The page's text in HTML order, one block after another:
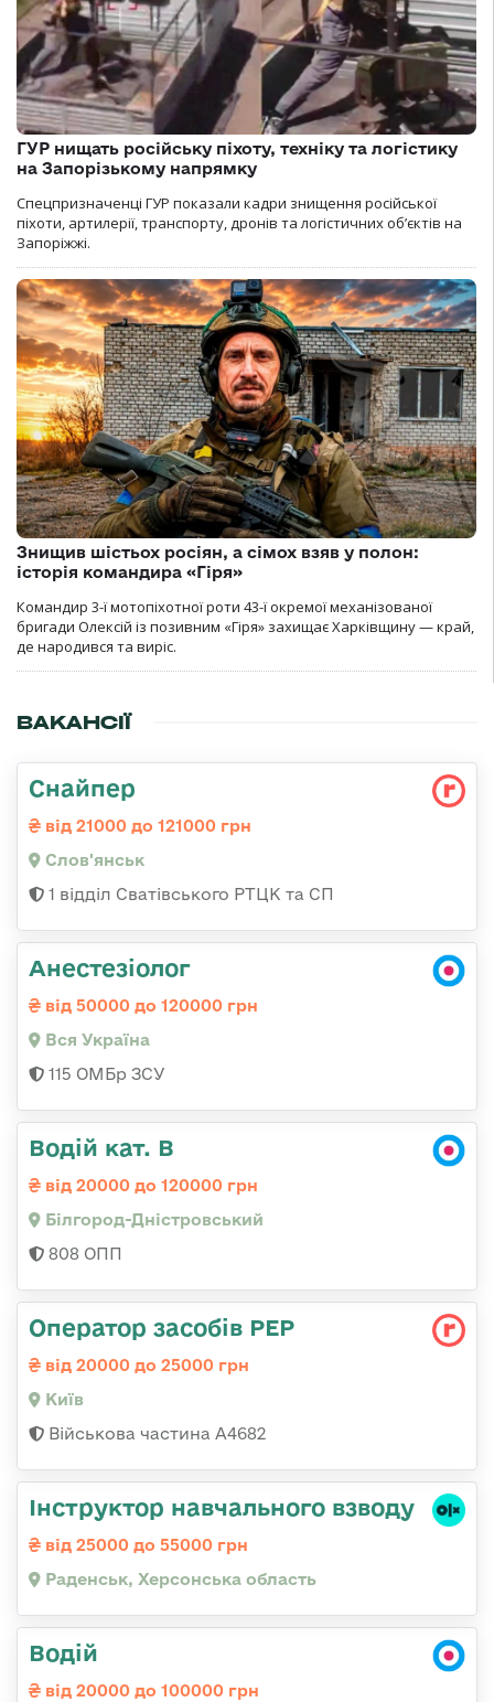
ГУР нищать російську піхоту, техніку та логістику
на Запорізькому напрямку
Спецпризначенці ГУР показали кадри знищення російської
піхоти, артилерії, транспорту, дронів та логістичних об’єктів на
Запоріжжі.
Знищив шістьох росіян, а сімох взяв у полон:
історія командира «Гіря»
Командир 3-ї мотопіхотної роти 43-ї окремої механізованої
бригади Олексій із позивним «Гіря» захищає Харківщину — край,
де народився та виріс.
ВАКАНСІЇ
Снайпер
від 21000 до 121000 грн
Слов'янськ
1 відділ Сватівського РТЦК та СП
Анестезіолог
від 50000 до 120000 грн
Вся Україна
115 ОМБр ЗСУ
Водій кат. В
від 20000 до 120000 грн
Білгород-Дністровський
808 ОПП
Оператор засобів РЕР
від 20000 до 25000 грн
Київ
Військова частина А4682
Інструктор навчального взводу
від 25000 до 55000 грн
Раденськ, Херсонська область
Водій
від 20000 до 100000 грн